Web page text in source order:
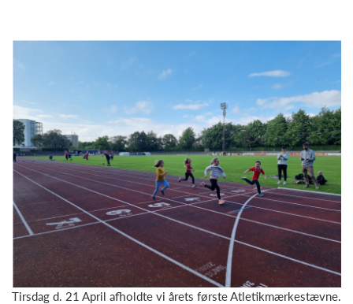
Tirsdag d. 21 April afholdte vi årets første Atletikmærkestævne.